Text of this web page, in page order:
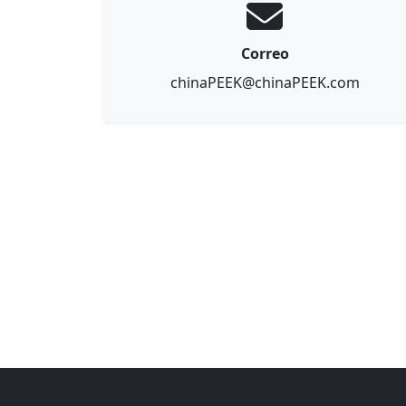
Correo
chinaPEEK@chinaPEEK.com